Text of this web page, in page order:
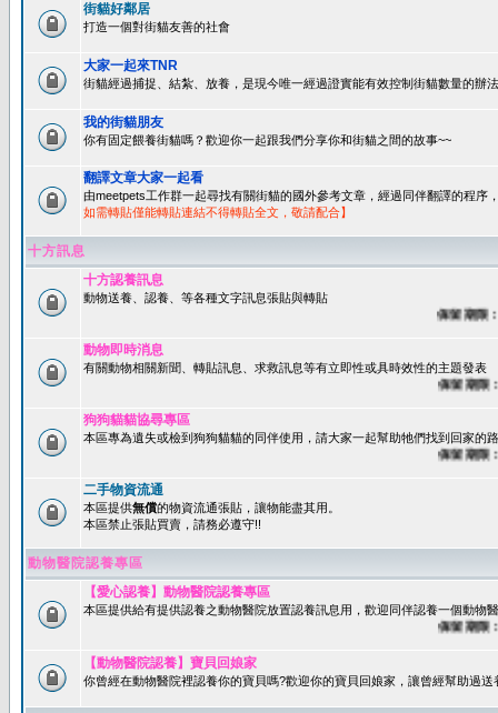
街貓好鄰居
打造一個對街貓友善的社會
大家一起來TNR
街貓經過捕捉、結紮、放養，是現今唯一經過證實能有效控制街貓數量的辦
我的街貓朋友
你有固定餵養街貓嗎？歡迎你一起跟我們分享你和街貓之間的故事~~
翻譯文章大家一起看
由meetpets工作群一起尋找有關街貓的國外參考文章，經過同伴翻譯的程序
如需轉貼僅能轉貼連結不得轉貼全文，敬請配合】
十方訊息
十方認養訊息
動物送養、認養、等各種文字訊息張貼與轉貼
保留期限：60
動物即時消息
有關動物相關新聞、轉貼訊息、求救訊息等有立即性或具時效性的主題發表
保留期限：45
狗狗貓貓協尋專區
本區專為遺失或檢到狗狗貓貓的同伴使用，請大家一起幫助牠們找到回家的
保留期限：60
二手物資流通
本區提供無償的物資流通張貼，讓物能盡其用。
本區禁止張貼買賣，請務必遵守!!
動物醫院認養專區
【愛心認養】動物醫院認養專區
本區提供給有提供認養之動物醫院放置認養訊息用，歡迎同伴認養一個動物
保留期限：60
【動物醫院認養】寶貝回娘家
你曾經在動物醫院裡認養你的寶貝嗎?歡迎你的寶貝回娘家，讓曾經幫助過